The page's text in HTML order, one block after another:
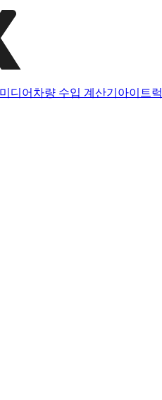
미디어 차량 수입 계산기 아이트럭